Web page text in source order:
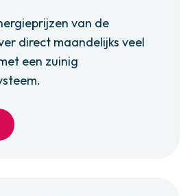
van de
direct maandelijks veel
een zuinig